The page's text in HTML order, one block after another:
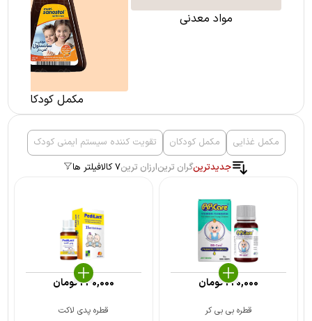
مواد معدنی
مکمل کودکان
مکمل غذایی مکمل کودکان
تقویت کننده سیستم ایمنی کودک
جدیدترینگران ترینارزان ترین7 کالا فیلتر ها
قطره بی بی کر
220,000تومان
قطره پدی لاکت
230,000تومان